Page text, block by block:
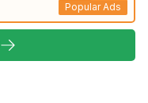
Popular Ads